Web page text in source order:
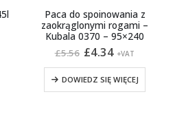
Paca do spoinowania z
zaokrąglonymi rogami –
Kubala 0370 – 95×240
£5.56 Pierwotna
cena
wynosiła:
£5.56.
£4.34
cena
wynosi:
£4.34.
+VAT